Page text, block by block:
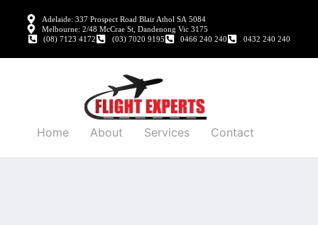
Adelaide: 337 Prospect Road Blair Athol SA 5084
Melbourne: 2/48 McCrae St, Dandenong Vic 3175
(08) 7123 4172
(03) 7020 9195 0466 240 240 0432 240 240
Home About Services Contact